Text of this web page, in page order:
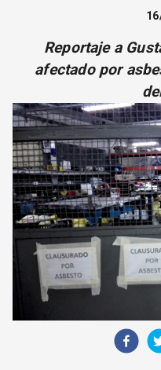
Política
Reportaje a
afectado por